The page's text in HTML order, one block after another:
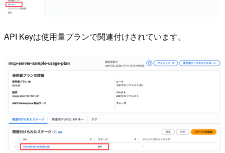
API Keyは使用量プランで関連付けされています。